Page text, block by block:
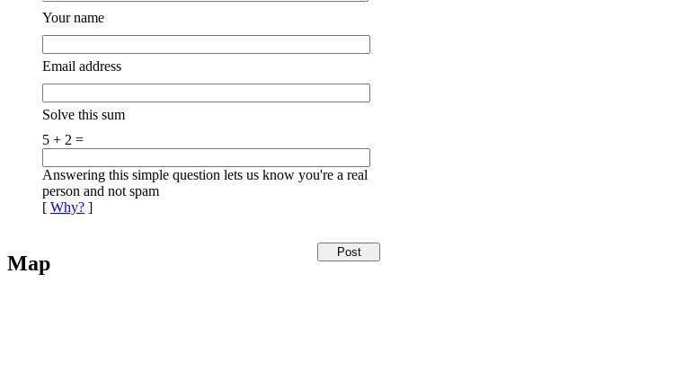
Your name
Email address
Solve this sum
5 + 2 =
Answering this simple question lets us know you're a real
person and not spam
[ Why? ]
Map